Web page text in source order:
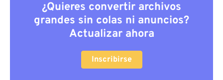
¿Quieres convertir archivos
grandes sin colas ni anuncios?
Actualizar ahora
Inscribirse